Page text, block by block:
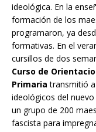
ideológica. En la
formación de los
programaron, ya
formativas. En el
cursillos de dos
Curso de
Primaria transmitió
ideológicos del
un grupo de 200
fascista para